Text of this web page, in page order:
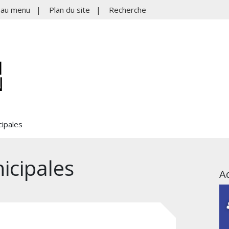
menu | Plan du site | Recherche